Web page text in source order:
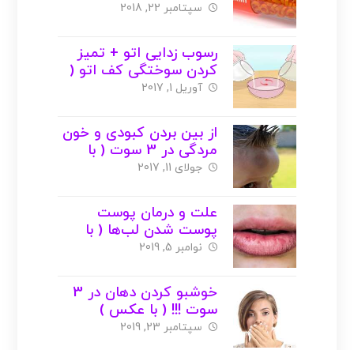
منابع،فواید،مضرات،کمبود
سپتامبر 22, 2018
رسوب زدایی اتو + تمیز
کردن سوختگی کف اتو (
با عکس )
آوریل 1, 2017
از بین بردن کبودی و خون
مردگی در 3 سوت ( با
عکس )
جولای 11, 2017
علت و درمان پوست
پوست شدن لب‌ها ( با
عکس )
نوامبر 5, 2019
خوشبو کردن دهان در 3
سوت !!! ( با عکس )
سپتامبر 23, 2019